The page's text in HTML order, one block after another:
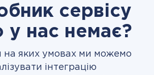
сервісу
у нас немає?
на яких умовах ми можемо
інтеграцію